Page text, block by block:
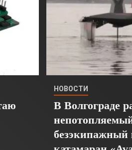
НОВОСТИ
В Волгограде
безэкипажный